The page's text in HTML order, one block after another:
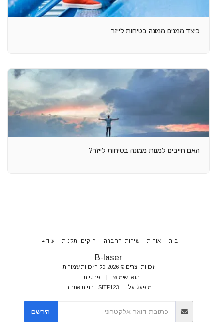
כיצד ממנים ממונה בטיחות לייזר
האם חייבים למנות ממונה בטיחות לייזר?
B-laser
זכויות יוצרים © 2026 כל הזכויות שמורות
תנאי שימוש
פרטיות
מופעל על-ידי SITE123
- בניית אתרים
בית אודות שירותי החברה חוקים ותקנות עוד
הירשם